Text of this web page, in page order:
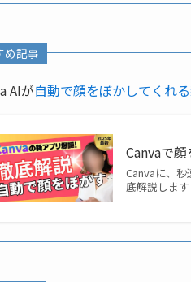
め記事
AIが自動で顔をぼかしてくれ
Canvaで
Canvaに、
底解説します